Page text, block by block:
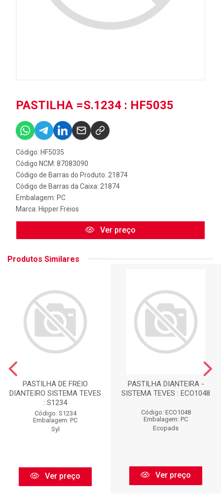
PASTILHA =S.1234 : HF5035
Código: HF5035
Código NCM: 87083090
Código de Barras do Produto: 21874
Código de Barras da Caixa: 21874
Embalagem: PC
Marca: Hipper Freios
Ver preço
Produtos Similares
PASTILHA DE FREIO
DIANTEIRO SISTEMA TEVES
: S1234
Código: S1234
Embalagem: PC
Syl
Ver preço
PASTILHA DIANTEIRA -
SISTEMA TEVES : ECO1048
Código: ECO1048
Embalagem: PC
Ecopads
Ver preço